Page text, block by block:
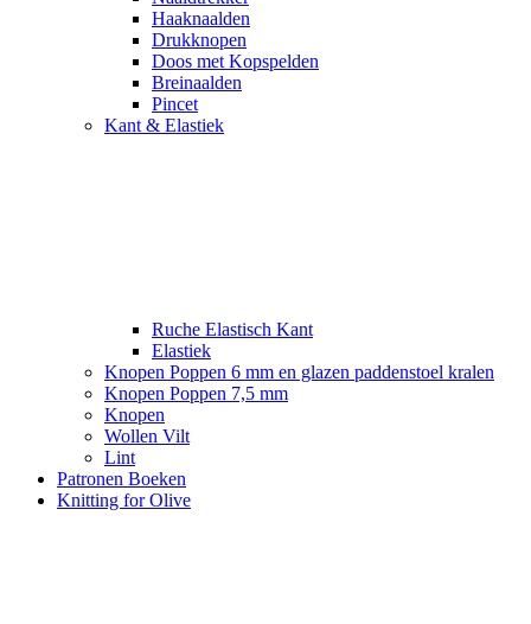
Haaknaalden
Drukknopen
Doos met Kopspelden
Breinaalden
Pincet
Kant & Elastiek
Ruche Elastisch Kant
Elastiek
Knopen Poppen 6 mm en glazen paddenstoel kralen
Knopen Poppen 7,5 mm
Knopen
Wollen Vilt
Lint
Patronen Boeken
Knitting for Olive